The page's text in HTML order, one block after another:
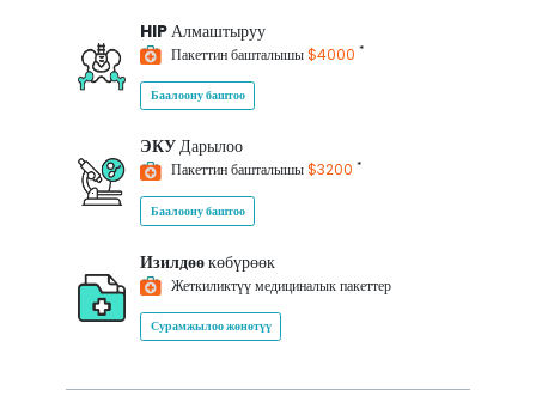
HIPАлмаштыруу
Пакеттин башталышы$4000 *
Баалоону баштоо
ЭКУДарылоо
Пакеттин башталышы$3200 *
Баалоону баштоо
Изилдөөкөбүрөөк
Жеткиликтүү медициналык пакеттер
Сурамжылоо жөнөтүү